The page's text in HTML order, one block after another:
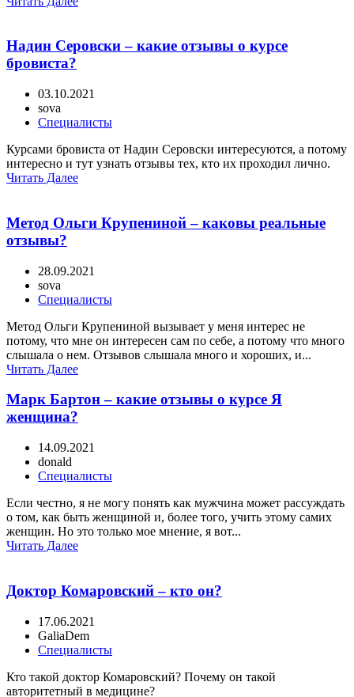
Надин Серовски – какие отзывы о курсе
бровиста?
03.10.2021
sova
Специалисты
Курсами бровиста от Надин Серовски интересуются, а потому
интересно и тут узнать отзывы тех, кто их проходил лично.
Читать Далее
Метод Ольги Крупениной – каковы реальные
отзывы?
28.09.2021
sova
Специалисты
Метод Ольги Крупениной вызывает у меня интерес не
потому, что мне он интересен сам по себе, а потому что много
слышала о нем. Отзывов слышала много и хороших, и...
Читать Далее
Марк Бартон – какие отзывы о курсе Я
женщина?
14.09.2021
donald
Специалисты
Если честно, я не могу понять как мужчина может рассуждать
о том, как быть женщиной и, более того, учить этому самих
женщин. Но это только мое мнение, я вот...
Читать Далее
Доктор Комаровский – кто он?
17.06.2021
GaliaDem
Специалисты
Кто такой доктор Комаровский? Почему он такой
авторитетный в медицине?